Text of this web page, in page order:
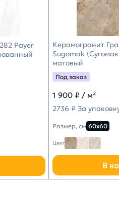
Payer
Керамогранит
Sugomak
матовый
Под заказ
1 900 ₽ / м²
2736 ₽ За
Размер, см 60х60
Цвет
В